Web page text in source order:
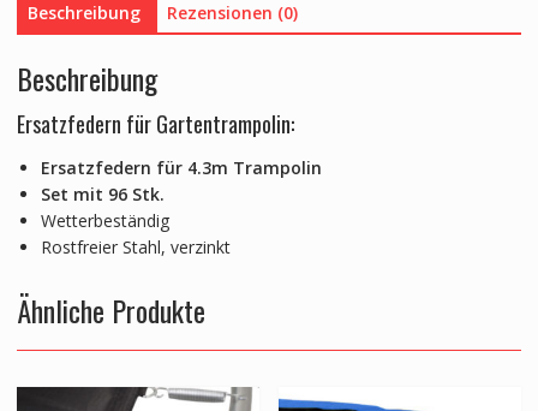
Beschreibung Rezensionen (0)
Beschreibung
Ersatzfedern für Gartentrampolin:
Ersatzfedern für 4.3m Trampolin
Set mit 96 Stk.
Wetterbeständig
Rostfreier Stahl, verzinkt
Ähnliche Produkte